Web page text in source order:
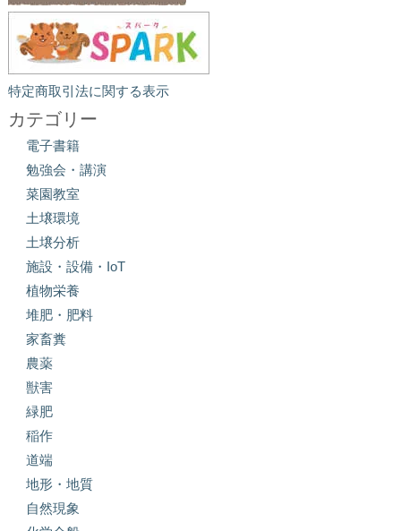
特定商取引法に関する表示
カテゴリー
電子書籍
勉強会・講演
菜園教室
土壌環境
土壌分析
施設・設備・IoT
植物栄養
堆肥・肥料
家畜糞
農薬
獣害
緑肥
稲作
道端
地形・地質
自然現象